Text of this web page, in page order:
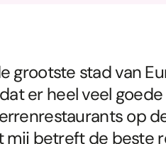
grootste stad van
er heel veel
op
mij betreft de beste